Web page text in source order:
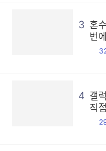
3 혼
번
댓
4 갤
직
댓